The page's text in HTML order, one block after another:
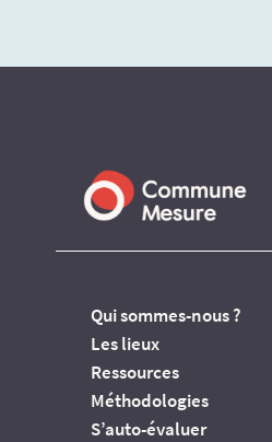
Qui sommes-nous ?
Les lieux
Ressources
Méthodologies
S’auto-évaluer